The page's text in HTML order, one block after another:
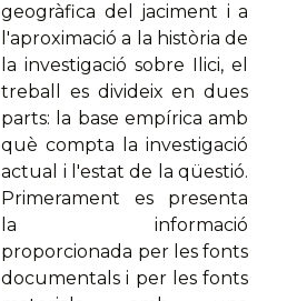
geogràfica del jaciment i a
l'aproximació a la història de
la investigació sobre Ilici, el
treball es divideix en dues
parts: la base empírica amb
què compta la investigació
actual i l'estat de la qüestió.
Primerament es presenta
la informació
proporcionada per les fonts
documentals i per les fonts